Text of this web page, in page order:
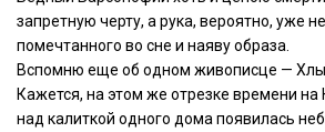
запретную черту, а рука, вероятно, уже
помечтанного во сне и наяву образа.
Вспомню еще об одном живописце —
Кажется, на этом же отрезке времени на
над калиткой одного дома появилась